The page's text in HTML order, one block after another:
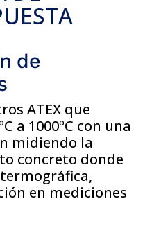
de
ATEX que
a 1000ºC con una
midiendo la
concreto donde
en mediciones